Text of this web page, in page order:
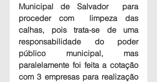
Municipal de Salvador  para
proceder com  limpeza das
calhas, pois trata-se de uma
responsabilidade do poder
público municipal, mas
paralelamente foi feita a cotação
com 3 empresas para realização